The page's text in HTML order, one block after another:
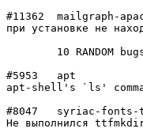
#11362	mailgraph-apache2	normal  	DUPLICATE
при установке не
#5953	apt             	minor   	-
apt-shell's `ls'
#8047	syriac-fonts-ttf	normal  	-
Не выполнился